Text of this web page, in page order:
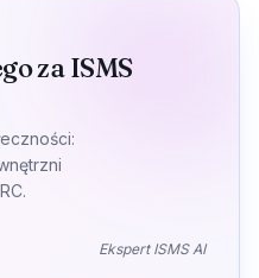
za ISMS
Ekspert ISMS AI